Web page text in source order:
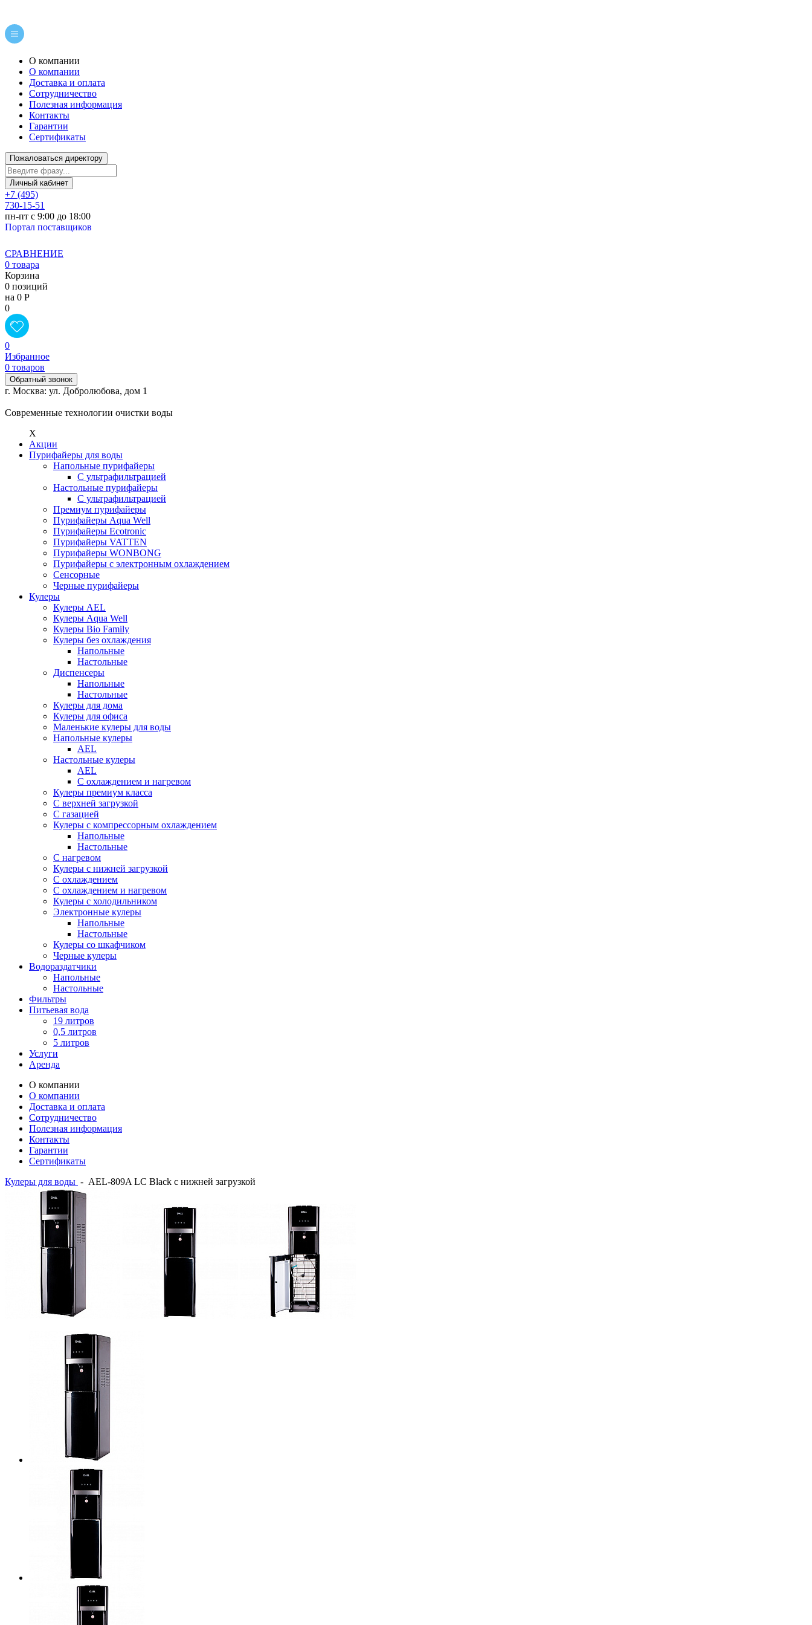
О компании
О компании
Доставка и оплата
Сотрудничество
Полезная информация
Контакты
Гарантии
Сертификаты
Пожаловаться директору
Личный кабинет
+7 (495)
730-15-51
пн-пт с 9:00 до 18:00
Портал поставщиков
СРАВНЕНИЕ
0 товара
Корзина
0 позиций
на 0 Р
0
0
Избранное
0 товаров
Обратный звонок
г. Москва: ул. Добролюбова, дом 1
Современные технологии очистки воды
X
Акции
Пурифайеры для воды
Напольные пурифайеры
С ультрафильтрацией
Настольные пурифайеры
С ультрафильтрацией
Премиум пурифайеры
Пурифайеры Aqua Well
Пурифайеры Ecotronic
Пурифайеры VATTEN
Пурифайеры WONBONG
Пурифайеры с электронным охлаждением
Сенсорные
Черные пурифайеры
Кулеры
Кулеры AEL
Кулеры Aqua Well
Кулеры Bio Family
Кулеры без охлаждения
Напольные
Настольные
Диспенсеры
Напольные
Настольные
Кулеры для дома
Кулеры для офиса
Маленькие кулеры для воды
Напольные кулеры
AEL
Настольные кулеры
AEL
С охлаждением и нагревом
Кулеры премиум класса
С верхней загрузкой
С газацией
Кулеры с компрессорным охлаждением
Напольные
Настольные
С нагревом
Кулеры с нижней загрузкой
С охлаждением
С охлаждением и нагревом
Кулеры с холодильником
Электронные кулеры
Напольные
Настольные
Кулеры со шкафчиком
Черные кулеры
Водораздатчики
Напольные
Настольные
Фильтры
Питьевая вода
19 литров
0,5 литров
5 литров
Услуги
Аренда
О компании
О компании
Доставка и оплата
Сотрудничество
Полезная информация
Контакты
Гарантии
Сертификаты
Кулеры для воды - AEL-809A LC Black с нижней загрузкой